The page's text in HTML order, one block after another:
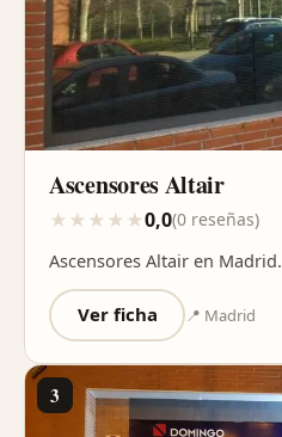
Ascensores Altair
★ ★ ★ ★ ★0,0(0 reseñas)
Ascensores Altair en Madrid.
Ver ficha 📍 Madrid
3